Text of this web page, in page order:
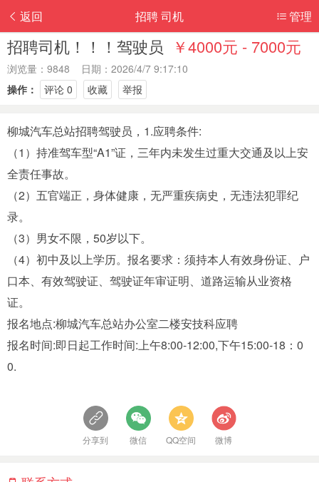
返回 管理
招聘 司机
招聘司机！！！驾驶员 ￥4000元 - 7000元
浏览量：9848 日期：2026/4/7 9:17:10
操作：
评论 0 收藏 举报
柳城汽车总站招聘驾驶员，1.应聘条件:
（1）持准驾车型“A1”证，三年内未发生过重大交通及以上安
全责任事故。
（2）五官端正，身体健康，无严重疾病史，无违法犯罪纪
录。
（3）男女不限，50岁以下。
（4）初中及以上学历。报名要求：须持本人有效身份证、户
口本、有效驾驶证、驾驶证年审证明、道路运输从业资格
证。
报名地点:柳城汽车总站办公室二楼安技科应聘
报名时间:即日起工作时间:上午8:00-12:00,下午15:00-18：0
0.
分享到 微信 QQ空间 微博